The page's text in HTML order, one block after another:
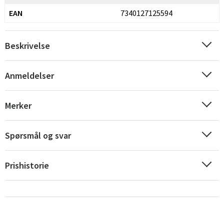
Sverige
Danmark
EAN
7340127125594
Beskrivelse
Anmeldelser
Merker
Spørsmål og svar
Prishistorie